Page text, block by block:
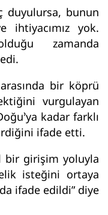
duyulursa, bunun
ihtiyacımız yok.
zamanda
bir köprü
vurgulayan
kadar farklı
ifade etti.
bir girişim yoluyla
isteğini ortaya
ifade edildi” diye